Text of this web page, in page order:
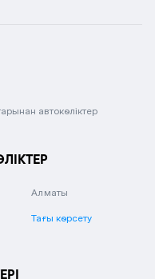
автокөліктер
Алматы
Тағы көрсету